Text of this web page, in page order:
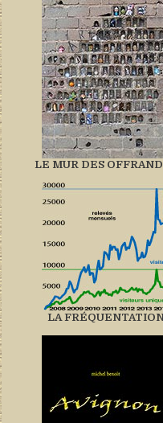
LE MUR DES
LA